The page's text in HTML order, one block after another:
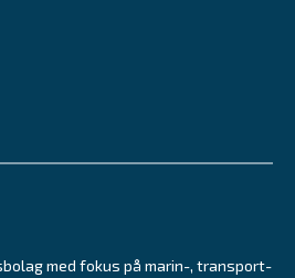
med fokus på marin-, transport-